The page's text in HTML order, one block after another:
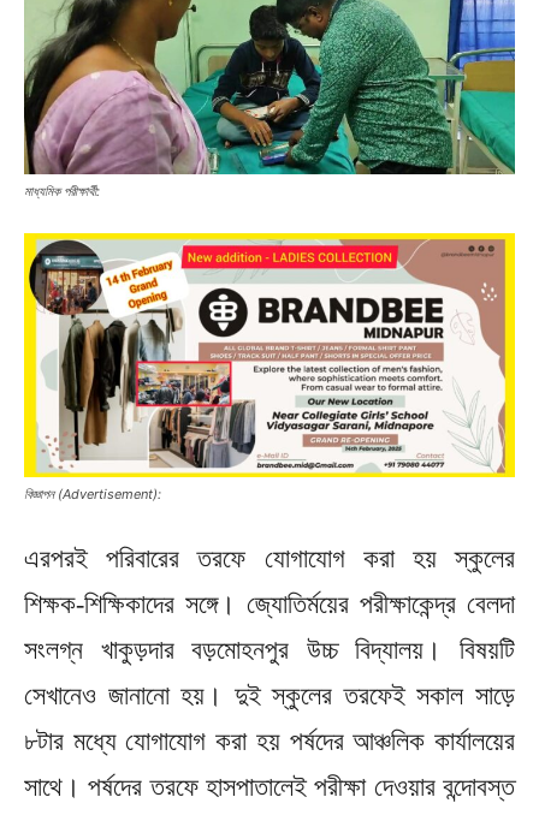
মাধ্যমিক পরীক্ষার্থী:
বিজ্ঞাপন (Advertisement):
এরপরই পরিবারের তরফে যোগাযোগ করা হয় স্কুলের
শিক্ষক-শিক্ষিকাদের সঙ্গে। জ্যোতির্ময়ের পরীক্ষাকেন্দ্র বেলদা
সংলগ্ন খাকুড়দার বড়মোহনপুর উচ্চ বিদ্যালয়। বিষয়টি
সেখানেও জানানো হয়। দুই স্কুলের তরফেই সকাল সাড়ে
৮টার মধ্যে যোগাযোগ করা হয় পর্ষদের আঞ্চলিক কার্যালয়ের
সাথে। পর্ষদের তরফে হাসপাতালেই পরীক্ষা দেওয়ার বন্দোবস্ত